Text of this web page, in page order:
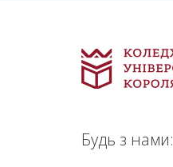
Будь з нами: